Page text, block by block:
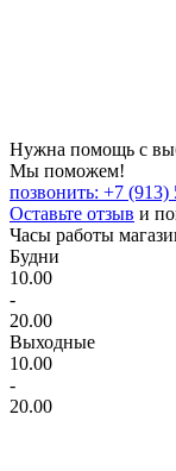
Нужна помощь с
Мы поможем!
позвонить: +7 (913)
Оставьте отзыв и
Часы работы
Будни
10.00
-
20.00
Выходные
10.00
-
20.00